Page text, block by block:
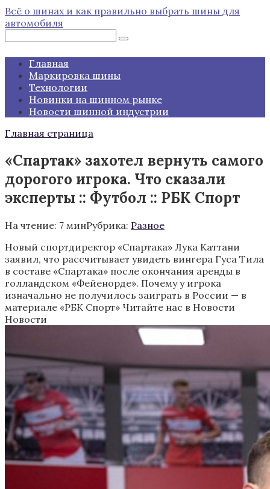
Перейти
к
Всё о шинах и как правильно выбрать шины для
автомобиля
Главная
Маркировка шины
Технологии
Новинки на шинном рынке
Новости шинной индустрии
Главная страница
«Спартак» захотел вернуть самого
дорогого игрока. Что сказали
эксперты :: Футбол :: РБК Спорт
На чтение: 7 минРубрика: Разное
Новый спортдиректор «Спартака» Лука Каттани
заявил, что рассчитывает увидеть вингера Гуса Тила
в составе «Спартака» после окончания аренды в
голландском «Фейенорде». Почему у игрока
изначально не получилось заиграть в России — в
материале «РБК Спорт» Читайте нас в Новости
Новости